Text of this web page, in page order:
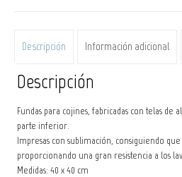
Descripción Información adicional
Descripción
Fundas para cojines, fabricadas con telas de
parte inferior.
Impresas con sublimación, consiguiendo
proporcionando una gran resistencia a los
Medidas: 40 x 40 cm